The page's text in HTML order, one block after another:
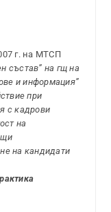
г. на МТСП
състав” на гщ на
и информация”
при
с кадрови
на
на кандидати